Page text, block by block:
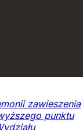
zawieszenia
punktu